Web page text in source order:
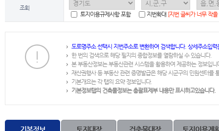
조회
토지이용규제사항 포함
지번확대 [지번 글씨가 너무 작
도로명주소 선택시 지번주소로 변환하여 검색합니다. 상세주소입
한 번의 검색으로 해당 필지의 종합정보를 열람하실 수 있습니다.
본 부동산정보는 부동산관련 시스템을 활용하여 제공하는 정보입니
재산권행사 등 부동산 관련 증명발급은 해당 시군구의 민원센터를
기본개요는 각 탭의 요약 정보입니다.
기본정보탭의 건축물정보는 총괄표제부 내용만 표시하고있습니다.
기본정보 토지대장 건축물대장 토지이용계